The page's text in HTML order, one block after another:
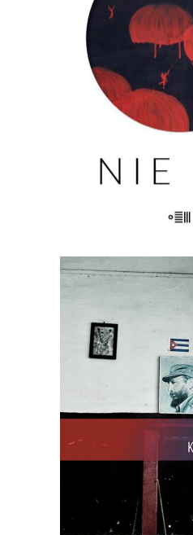
przeszłości. Nie
widelców do sera.
ma życia. Nie
właściwego koloru.
ma grobu. Nie
46.00
E-BOOK DO
[EBOOK]
KUBA.
Krzysztof Jacek
opowieść o Kubie
obudził go
oto został
Paszkwilancki
dyplomacie napisał
Fidel… Kuba.
reporterska książka
44.00 zł